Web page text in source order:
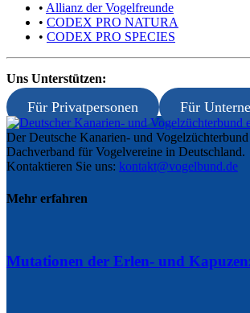
• Allianz der Vogelfreunde
• CODEX PRO NATURA
• CODEX PRO SPECIES
Uns Unterstützen:
Für Privatpersonen Für
Der Deutsche Kanarien- und
Dachverband für Vogelvereine in Deutschland.
Kontaktieren Sie uns: kontakt@vogelbund.de
Mehr erfahren
Mutationen der Erlen- und